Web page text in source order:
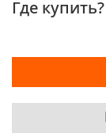
Где купить?